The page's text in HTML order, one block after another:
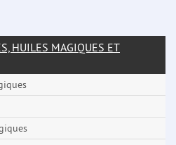
HUILES MAGIQUES ET